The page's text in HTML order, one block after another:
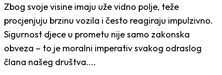
Zbog svoje visine imaju uže vidno polje, teže
procjenjuju brzinu vozila i često reagiraju impulzivno.
Sigurnost djece u prometu nije samo zakonska
obveza – to je moralni imperativ svakog odraslog
člana našeg društva....